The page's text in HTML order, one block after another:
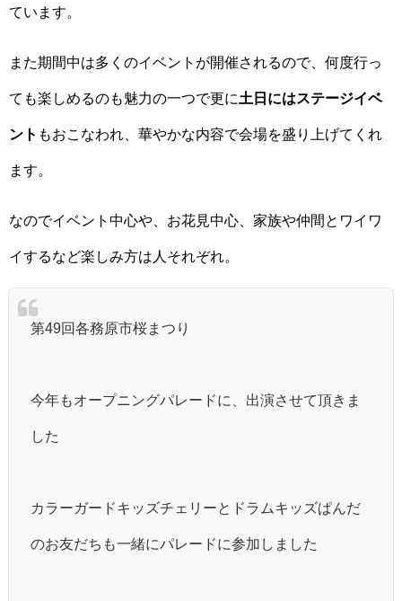
ています。
また期間中は多くのイベントが開催されるので、何度行っ
ても楽しめるのも魅力の一つで更に土日にはステージイベ
ント もおこなわれ、華やかな内容で会場を盛り上げてくれ
ます。
なのでイベント中心や、お花見中心、家族や仲間とワイワ
イするなど楽しみ方は人それぞれ。
第49回各務原市桜まつり
今年もオープニングパレードに、出演させて頂きま
した
カラーガードキッズチェリーとドラムキッズぱんだ
のお友だちも一緒にパレードに参加しました